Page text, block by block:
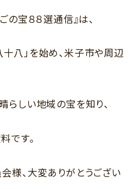
の宝８８選通信』は、
八」を始め、米子市や周辺
らしい地域の宝を知り、
です。
様、大変ありがとうござい